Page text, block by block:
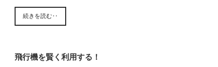
続きを読む‥
飛行機を賢く利用する！